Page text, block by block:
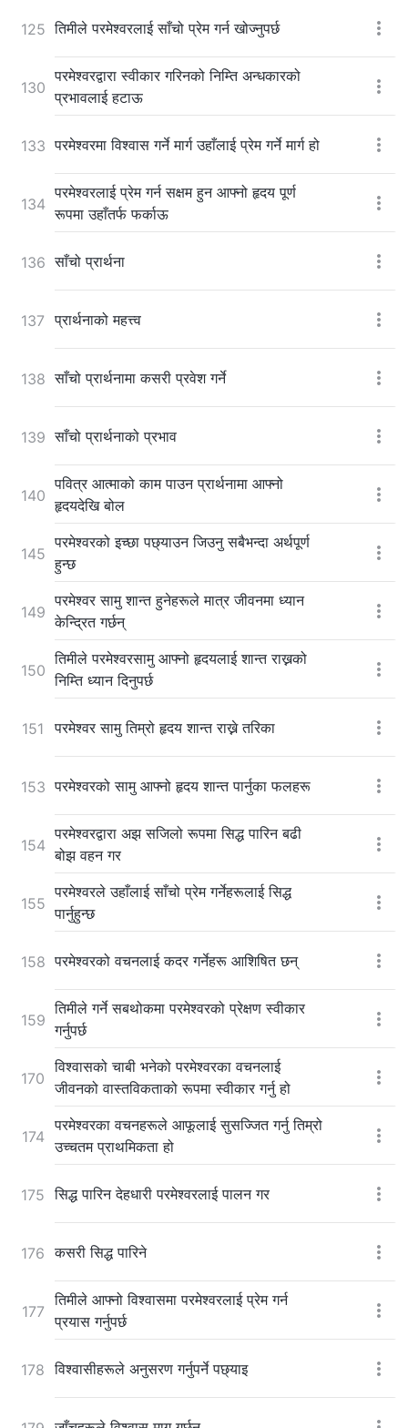
125 तिमीले परमेश्‍वरलाई साँचो प्रेम गर्न खोज्नुपर्छ
130
परमेश्‍वरद्वारा स्वीकार गरिनको निम्ति अन्धकारको
प्रभावलाई हटाऊ
133 परमेश्‍वरमा विश्‍वास गर्ने मार्ग उहाँलाई प्रेम गर्ने मार्ग हो
134
परमेश्‍वरलाई प्रेम गर्न सक्षम हुन आफ्नो हृदय पूर्ण
रूपमा उहाँतर्फ फर्काऊ
136 साँचो प्रार्थना
137 प्रार्थनाको महत्त्व
138 साँचो प्रार्थनामा कसरी प्रवेश गर्ने
139 साँचो प्रार्थनाको प्रभाव
140
पवित्र आत्माको काम पाउन प्रार्थनामा आफ्नो
हृदयदेखि बोल
145
परमेश्‍वरको इच्छा पछ्याउन जिउनु सबैभन्दा अर्थपूर्ण
हुन्छ
149
परमेश्‍वर सामु शान्त हुनेहरूले मात्र जीवनमा ध्यान
केन्द्रित गर्छन्
150
तिमीले परमेश्‍वरसामु आफ्नो हृदयलाई शान्त राख्नको
निम्ति ध्यान दिनुपर्छ
151 परमेश्‍वर सामु तिम्रो हृदय शान्त राख्ने तरिका
153 परमेश्‍वरको सामु आफ्नो हृदय शान्त पार्नुका फलहरू
154
परमेश्‍वरद्वारा अझ सजिलो रूपमा सिद्ध पारिन बढी
बोझ वहन गर
155
परमेश्‍वरले उहाँलाई साँचो प्रेम गर्नेहरूलाई सिद्ध
पार्नुहुन्छ
158 परमेश्‍वरको वचनलाई कदर गर्नेहरू आशिषित छन्
159
तिमीले गर्ने सबथोकमा परमेश्‍वरको प्रे‍क्षण स्वीकार
गर्नुपर्छ
170
विश्‍वासको चाबी भनेको परमेश्‍वरका वचनलाई
जीवनको वास्तविकताको रूपमा स्वीकार गर्नु हो
174
परमेश्‍वरका वचनहरूले आफूलाई सुसज्जित गर्नु तिम्रो
उच्चतम प्राथमिकता हो
175 सिद्ध पारिन देहधारी परमेश्‍वरलाई पालन गर
176 कसरी सिद्ध पारिने
177
तिमीले आफ्नो विश्‍वासमा परमेश्‍वरलाई प्रेम गर्न
प्रयास गर्नुपर्छ
178 विश्‍वासीहरूले अनुसरण गर्नुपर्ने पछ्याइ